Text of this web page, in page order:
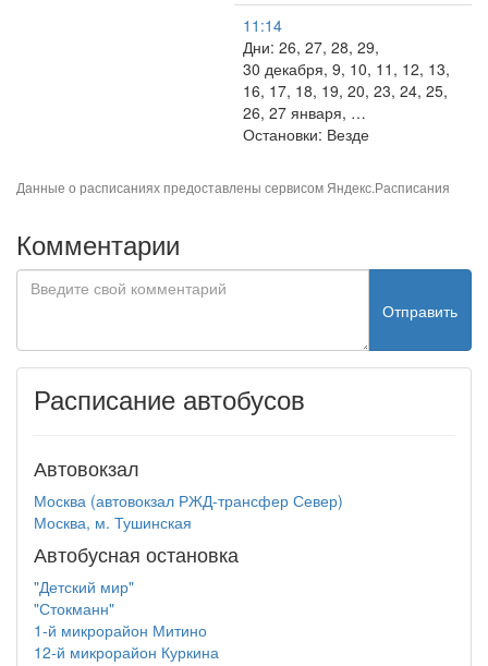
11:14
Дни: 26, 27, 28, 29,
30 декабря, 9, 10, 11, 12, 13,
16, 17, 18, 19, 20, 23, 24, 25,
26, 27 января, …
Остановки: Везде
Данные о расписаниях предоставлены сервисом Яндекс.Расписания
Комментарии
Отправить
Расписание автобусов
Автовокзал
Москва (автовокзал РЖД-трансфер Север)
Москва, м. Тушинская
Автобусная остановка
"Детский мир"
"Стокманн"
1-й микрорайон Митино
12-й микрорайон Куркина